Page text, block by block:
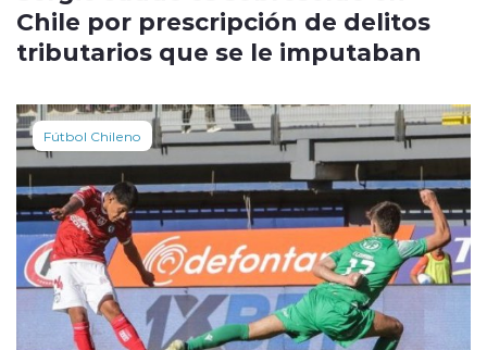
Chile por prescripción de delitos
tributarios que se le imputaban
Fútbol Chileno